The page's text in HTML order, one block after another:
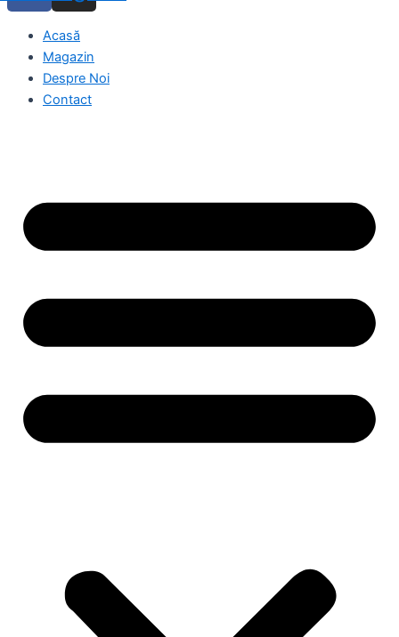
Acasă
Magazin
Despre Noi
Contact